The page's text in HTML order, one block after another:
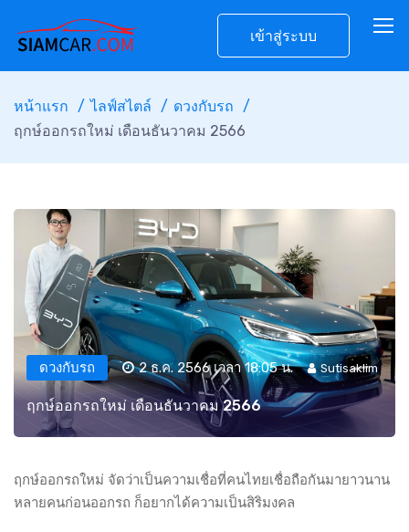
เข้าสู่ระบบ
หน้าแรก ไลฟ์สไตล์
ดวงกับรถ
ฤกษ์ออกรถใหม่ เดือนธันวาคม 2566
ดวงกับรถ 2 ธ.ค. 2566 เวลา 18:05 น. Sutisaklim
ฤกษ์ออกรถใหม่ เดือนธันวาคม 2566
ฤกษ์ออกรถใหม่ จัดว่าเป็นความเชื่อที่คนไทยเชื่อถือกันมายาวนาน
หลายคนก่อนออกรถ ก็อยากได้ความเป็นสิริมงคล